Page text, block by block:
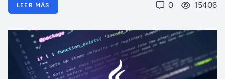
LEER MÁS 0 15406